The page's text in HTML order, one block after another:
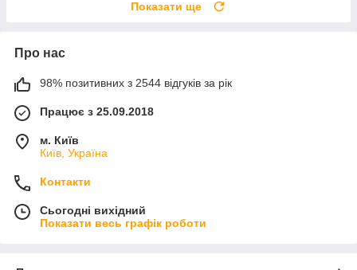
Показати ще
Про нас
98% позитивних з 2544 відгуків за рік
Працює з 25.09.2018
м. Київ
Київ, Україна
Контакти
Сьогодні вихідний
Показати весь графік роботи